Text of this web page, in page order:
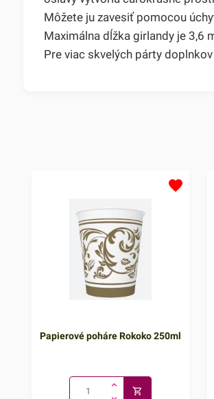
Môžete ju zavesiť pomocou
Maximálna dĺžka girlandy je 3,6
Pre viac skvelých párty
Papierové poháre Rokoko 250ml